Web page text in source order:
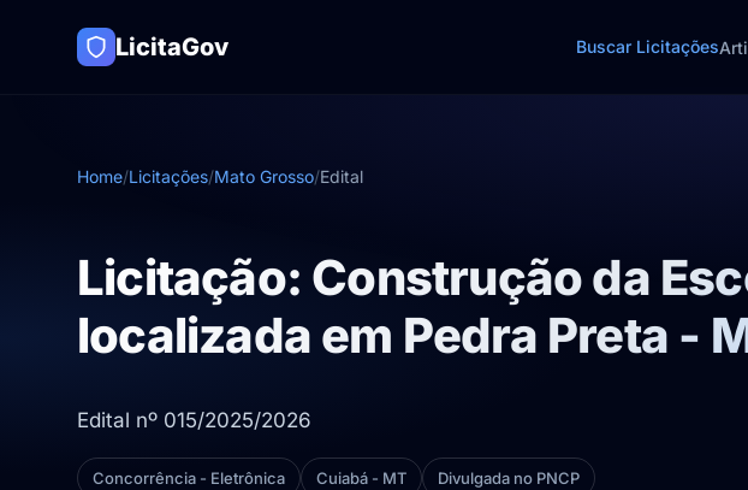
LicitaGov Buscar Licitações
Home/Licitações/Mato Grosso/Edital
Licitação: Construção da
localizada em Pedra Preta -
Edital nº 015/2025/2026
Concorrência - Eletrônica Cuiabá - MT Divulgada no PNCP